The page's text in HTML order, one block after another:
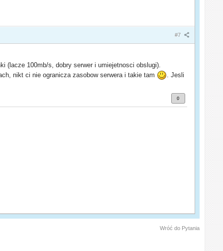
#7
(lacze 100mb/s, dobry serwer i umiejetnosci obslugi).
nikt ci nie ogranicza zasobow serwera i takie tam
. Jesli
0
Wróć do Pytania